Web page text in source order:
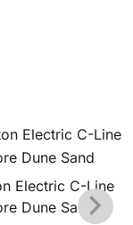
Electric C-Line
Dune Sand